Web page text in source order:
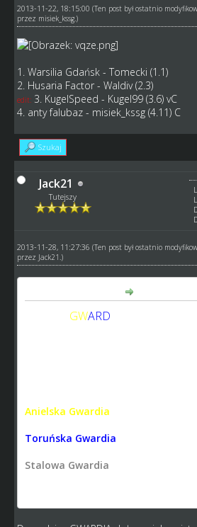
2013-11-22, 18:15:00 (Ten post był ostatnio
przez misiek_kssg.)
1. Warsilia Gdańsk - Tomecki (1.1)
2. Husaria Factor - Waldiv (2.3)
edit:3. KugelSpeed - Kugel99 (3.6) vC
4. anty falubaz - misiek_kssg (4.11) C
Szukaj
Jack21
Tutejszy
2013-11-28, 11:27:36 (Ten post był ostatnio
przez Jack21 .)
GWARD
Anielska Gwardia
Toruńska Gwardia
Stalowa Gwardia